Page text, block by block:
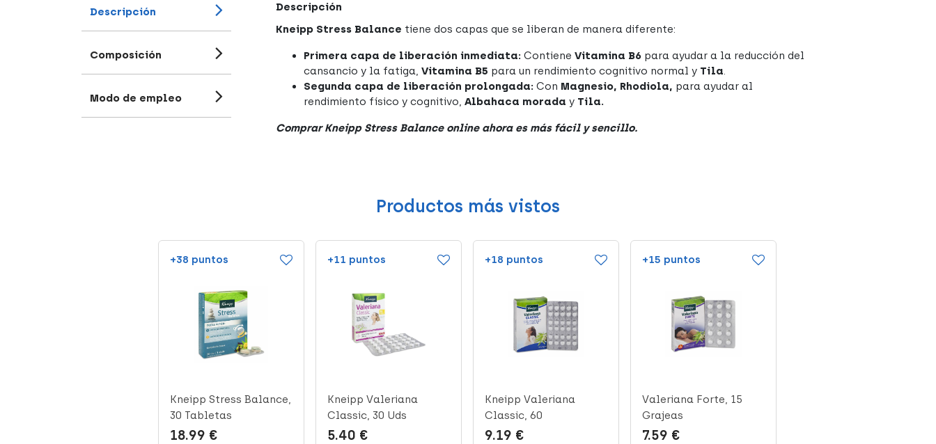
Descripción
Composición
Modo de empleo
Descripción
Kneipp Stress Balance tiene dos capas que se liberan de manera diferente:
Primera capa de liberación inmediata:ContieneVitamina B6 para ayudar a la reducción del
cansancio y la fatiga,Vitamina B5 para un rendimiento cognitivo normal y Tila.
Segunda capa de liberación prolongada:Con Magnesio, Rhodiola, para ayudar al
rendimiento físico y cognitivo,Albahaca moraday Tila.
Comprar Kneipp Stress Balance online ahora es más fácil y sencillo.
Productos más vistos
+38 puntos
Kneipp Stress Balance,
30 Tabletas
18.99 €
+11 puntos
Kneipp Valeriana
Classic, 30 Uds
5.40 €
+18 puntos
Kneipp Valeriana
Classic, 60
Comprimidos
9.19 €
+15 puntos
Valeriana Forte, 15
Grajeas
7.59 €